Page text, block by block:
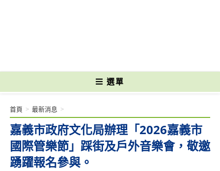
選單
嘉義市政府文化局辦理「2026嘉義市
國際管樂節」踩街及戶外音樂會，敬邀
踴躍報名參與。
首頁 > 最新消息 >